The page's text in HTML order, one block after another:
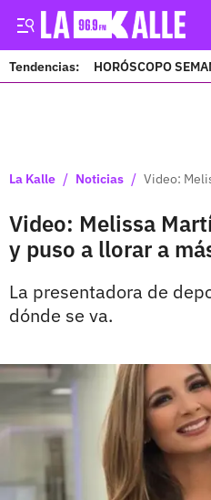
Tendencias: HORÓSCOPO
La Kalle / Noticias / Video:
Video: Melissa
y puso a llorar a
La presentadora de
dónde se va.